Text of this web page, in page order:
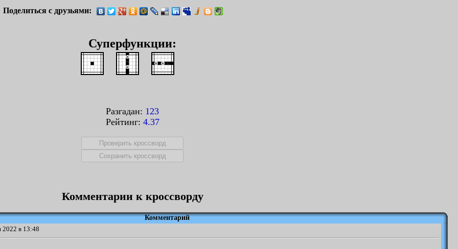
Поделиться с друзьями:
Суперфункции:
Разгадан: 123
Рейтинг: 4.37
Комментарии к кроссворду
Комментарий
2022 в 13:48